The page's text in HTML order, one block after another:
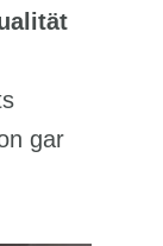
gar